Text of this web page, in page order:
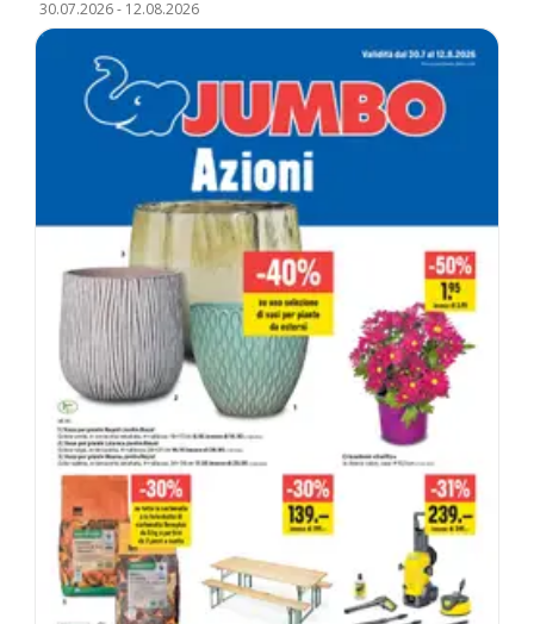
30.07.2026- 12.08.2026